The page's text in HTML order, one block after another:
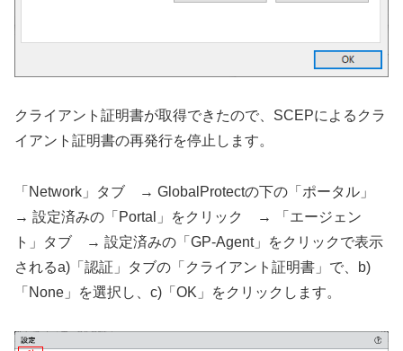
クライアント証明書が取得できたので、SCEPによるクラ
イアント証明書の再発行を停止します。
「Network」タブ → GlobalProtectの下の「ポータル」
→ 設定済みの「Portal」をクリック → 「エージェン
ト」タブ → 設定済みの「GP-Agent」をクリックで表示
されるa)「認証」タブの「クライアント証明書」で、b)
「None」を選択し、c)「OK」をクリックします。